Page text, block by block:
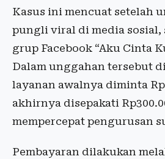
Kasus ini mencuat setelah
pungli viral di media sosial,
grup Facebook “Aku Cinta
Dalam unggahan tersebut
layanan awalnya diminta
akhirnya disepakati
mempercepat pengurusan
Pembayaran dilakukan